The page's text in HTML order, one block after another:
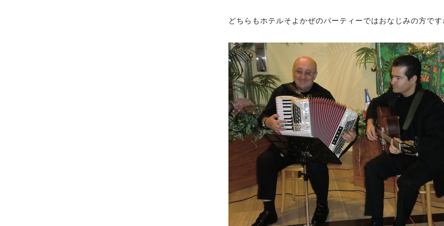
どちらもホテルそよかぜのパーティーではおなじみの方で